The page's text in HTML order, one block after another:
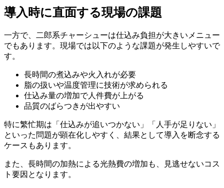
導入時に直面する現場の課題
一方で、二郎系チャーシューは仕込み負担が大きいメニュー
でもあります。現場では以下のような課題が発生しやすいで
す。
長時間の煮込みや火入れが必要
脂の扱いや温度管理に技術が求められる
仕込み量の増加で人件費が上がる
品質のばらつきが出やすい
特に繁忙期は「仕込みが追いつかない」「人手が足りない」
といった問題が顕在化しやすく、結果として導入を断念する
ケースもあります。
また、長時間の加熱による光熱費の増加も、見逃せないコス
ト要因となります。